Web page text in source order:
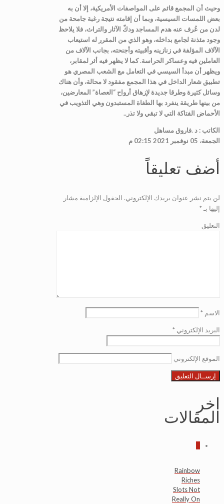
وحيث أن المجمع قائم على المواصفات الأمريكية، إلا أن به
بعض اللمسات السيسية، وبما أن إقامته نتيجة رغبة جامحة من
لدن من عُرف عنه هدم المساجد ودكّ الآثار والتراث، فلا يلاحظ
وجود مئذنة لجامع بداخله، وهو الذي من المقرر له استيعاب
الآلاف المؤلفة في زنازينه وأقبيته وأجنحته، بجانب الآلاف من
العاملين فيه وعساكر الحراسة. كما لا يظهر فيه أثر لمقابر،
ويظهر أن مبدأ السيسي في التعامل مع الشعب المصري هو
تطبيق شعار الداخل في هذا المجمع مفقود لا محالة، وأن هناك
وسائل كثيرة وطرقا جديدة لإزهاق أرواح “العصاة” المعارضين،
من بينها طريقة ينفرد بها الطغاة المستبدون وهي التذويب في
الأحماض الفتاكة التي لا تبقي ولا تذر..
الكاتب : د .فاروق مساهل
الجمعة، 05 نوفمبر 2021 02:15 م
أضف تعليقاً
لن يتم نشر عنوان بريدك الإلكتروني. الحقول الإلزامية مشار
إليها بـ *
التعليق
الاسم *
البريد الإلكتروني *
الموقع الإلكتروني
اخر
المقالات
Rainbow
Riches
Slots Not
Really On